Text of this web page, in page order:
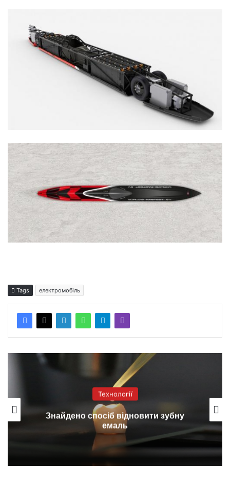
Tags електромобіль
Технології
Знайдено спосіб відновити зубну
емаль